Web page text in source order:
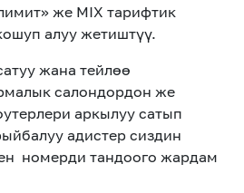
же MIX тарифтик
алуу жетиштүү.
жана тейлөө
салондордон же
аркылуу сатып
адистер сиздин
номерди тандоого жардам